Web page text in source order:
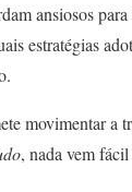
ansiosos
estratégias
movimentar a
, nada vem